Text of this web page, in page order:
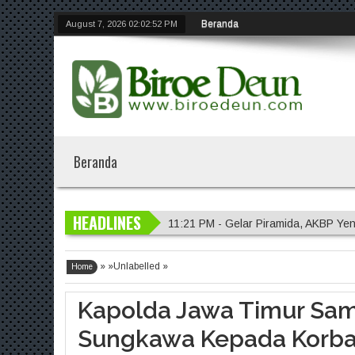
August 7, 2026 02:02:53 PM Beranda
Beranda
HEADLINES
11:21 PM - Gelar Piramida, AKBP
11:18 PM - Polres Probolinggo
7:14 PM - Polisi Sambangi Lahan
11:23 PM - Kapolres Gresik
Home » »Unlabelled »
Kapolda Jawa Timur
Sungkawa Kepada